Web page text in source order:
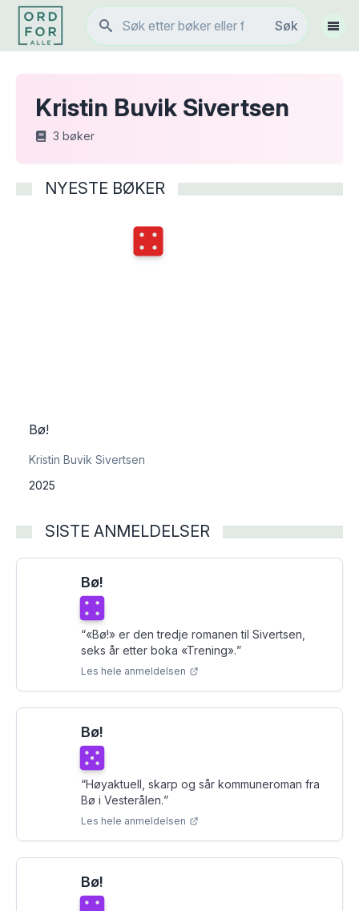
Søk
Søk
Vis
Kristin Buvik Sivertsen
3 bøker
NYESTE BØKER
Terningkast
Bø!
Kristin Buvik Sivertsen
2025
SISTE ANMELDELSER
Bø!
Terningkast
“«Bø!» er den tredje romanen til Sivertsen,
seks år etter boka «Trening».”
Les hele anmeldelsen
Bø!
Terningkast
“Høyaktuell, skarp og sår kommuneroman fra
Bø i Vesterålen.”
Les hele anmeldelsen
Bø!
Terningkast